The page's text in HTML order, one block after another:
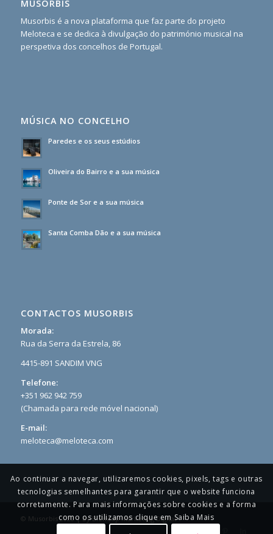
MUSORBIS
Musorbis é a nova plataforma que faz parte do projeto
Meloteca e se dedica à divulgação do património musical na
perspetiva dos concelhos de Portugal.
MÚSICA NO CONCELHO
Paredes e os seus estúdios
Oliveira do Bairro e a sua música
Ponte de Sor e a sua música
Santa Comba Dão e a sua música
CONTACTOS MUSORBIS
Morada:
Rua da Serra da Estrela, 86
4415-891 SANDIM VNG
Telefone:
+351 962 942 759
(Chamada para rede móvel nacional)
E-mail:
meloteca@meloteca.com
© Musorbis 2020 | ByBlendup Marketing Digital
Ao continuar a navegar, utilizaremos cookies, pixels, tags e outras
tecnologias semelhantes para garantir que o website funciona
corretamente. Para mais informações sobre cookies e a forma
como os utilizamos clique em Saiba Mais